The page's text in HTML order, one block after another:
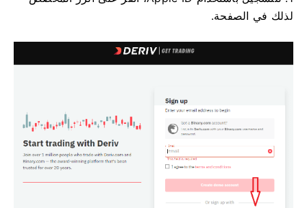
لذلك في الصفحة.